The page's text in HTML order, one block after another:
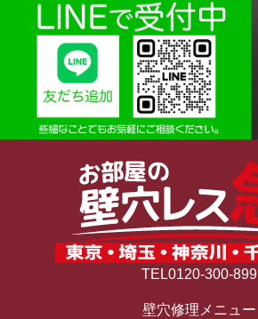
TEL0120-300-899
壁穴修理メニュー